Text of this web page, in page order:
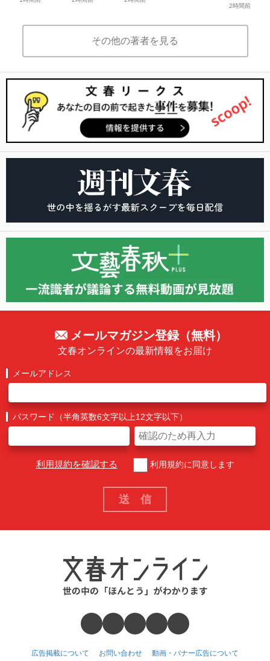
2時間前
その他の著者を見る
メールマガジン登録（無料）
文春オンラインの最新情報をお届け
メールアドレス
パスワード（半角英数6文字以上12文字以下）
利用規約を確認する 利用規約に同意します
広告掲載について お問い合わせ 動画・バナー広告について